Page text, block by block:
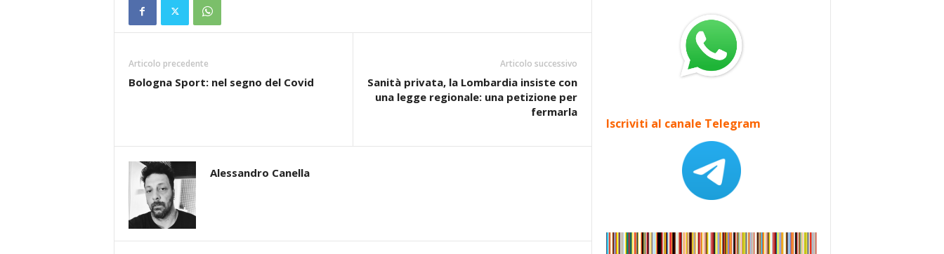
Articolo precedente
Bologna Sport: nel segno del Covid
Articolo successivo
Sanità privata, la Lombardia insiste con
una legge regionale: una petizione per
fermarla
Alessandro Canella
Iscriviti al canale Telegram